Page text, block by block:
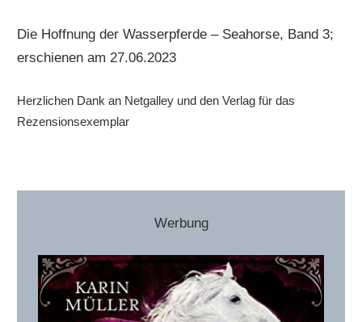
Die Hoffnung der Wasserpferde – Seahorse, Band 3;
erschienen am 27.06.2023
Herzlichen Dank an Netgalley und den Verlag für das
Rezensionsexemplar
Werbung